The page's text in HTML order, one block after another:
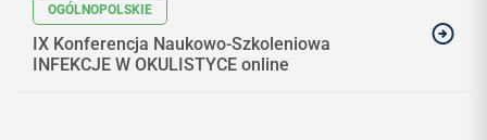
IX Konferencja Naukowo-Szkoleniowa
INFEKCJE W OKULISTYCE online